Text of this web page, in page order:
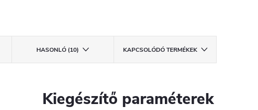
HASONLÓ (10) KAPCSOLÓDÓ TERMÉKEK
Kiegészítő paraméterek